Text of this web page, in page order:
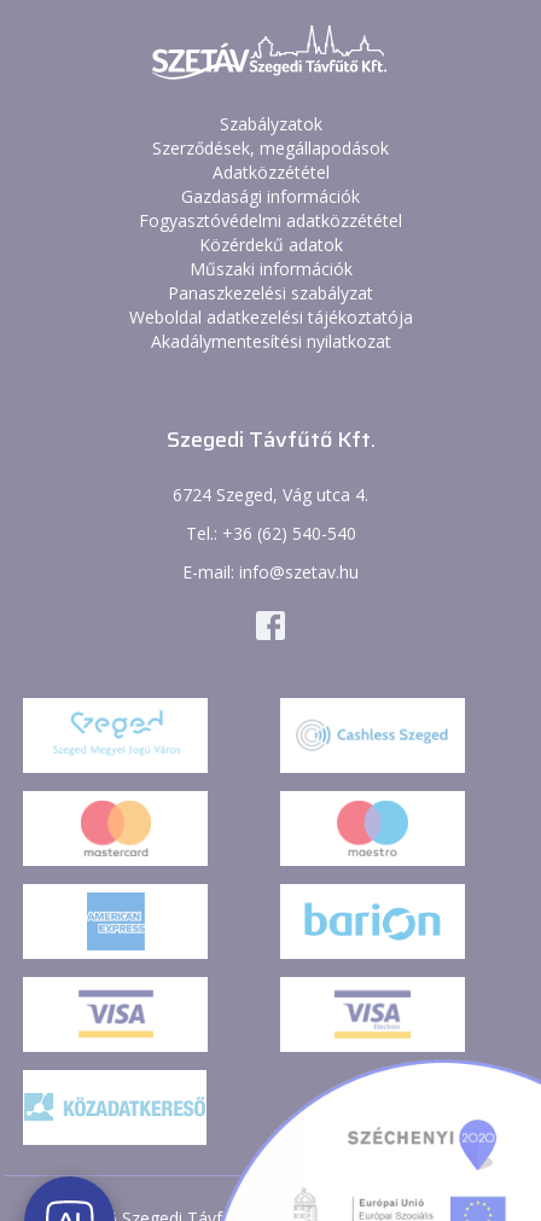
Szabályzatok
Szerződések, megállapodások
Adatközzététel
Gazdasági információk
Fogyasztóvédelmi adatközzététel
Közérdekű adatok
Műszaki információk
Panaszkezelési szabályzat
Weboldal adatkezelési tájékoztatója
Akadálymentesítési nyilatkozat
Szegedi Távfűtő Kft.
6724 Szeged, Vág utca 4.
Tel.: +36 (62) 540-540
E-mail: info@szetav.hu